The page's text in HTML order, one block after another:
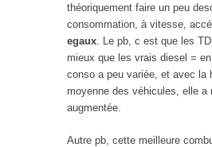
théoriquement faire un peu
consommation, à vitesse,
egaux . Le pb, c est que les
mieux que les vrais diesel =
conso a peu variée, et avec la
moyenne des véhicules, elle a
augmentée.
Autre pb, cette meilleure